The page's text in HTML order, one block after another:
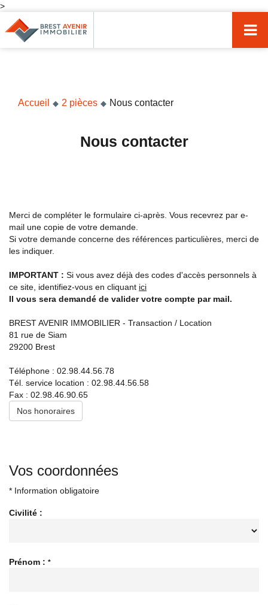
>
Accueil
Louer
Gestion locative
Experts locaux
Nous contacter
02 98 44 56 58
Gestion Locative
Syndic
02 98 44 56 78
Transaction
Actualités
Mon compte
Accueil 2 pièces Nous contacter
Nous contacter
Merci de compléter le formulaire ci-après. Vous recevrez par e-
mail une copie de votre demande.
Si votre demande concerne des références particulières, merci de
les indiquer.
IMPORTANT : Si vous avez déjà des codes d'accès personnels à
ce site, identifiez-vous en cliquant ici
Il vous sera demandé de valider votre compte par mail.
BREST AVENIR IMMOBILIER - Transaction / Location
81 rue de Siam
29200 Brest
Téléphone : 02.98.44.56.78
Tél. service location : 02.98.44.56.58
Fax : 02.98.46.90.65
Nos honoraires
Vos coordonnées
* Information obligatoire
Civilité :
Prénom : *